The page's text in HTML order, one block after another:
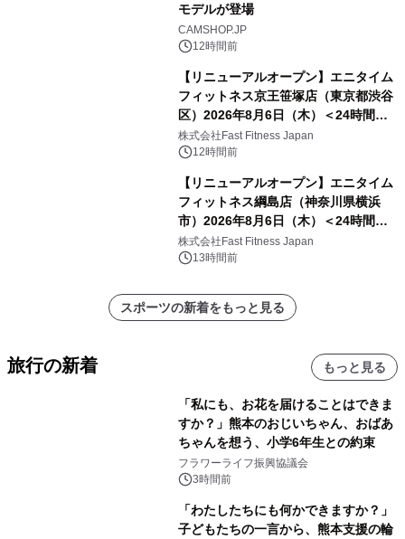
モデルが登場
CAMSHOP.JP
12時間前
【リニューアルオープン】エニタイム
フィットネス京王笹塚店（東京都渋谷
区）2026年8月6日（木）＜24時間年
中無休のフィットネスジム＞
株式会社Fast Fitness Japan
12時間前
【リニューアルオープン】エニタイム
フィットネス綱島店（神奈川県横浜
市）2026年8月6日（木）＜24時間年
中無休のフィットネスジム＞
株式会社Fast Fitness Japan
13時間前
スポーツの新着をもっと見る
旅行の新着 もっと見る
「私にも、お花を届けることはできま
すか？」熊本のおじいちゃん、おばあ
ちゃんを想う、小学6年生との約束
フラワーライフ振興協議会
3時間前
「わたしたちにも何かできますか？」
子どもたちの一言から、熊本支援の輪